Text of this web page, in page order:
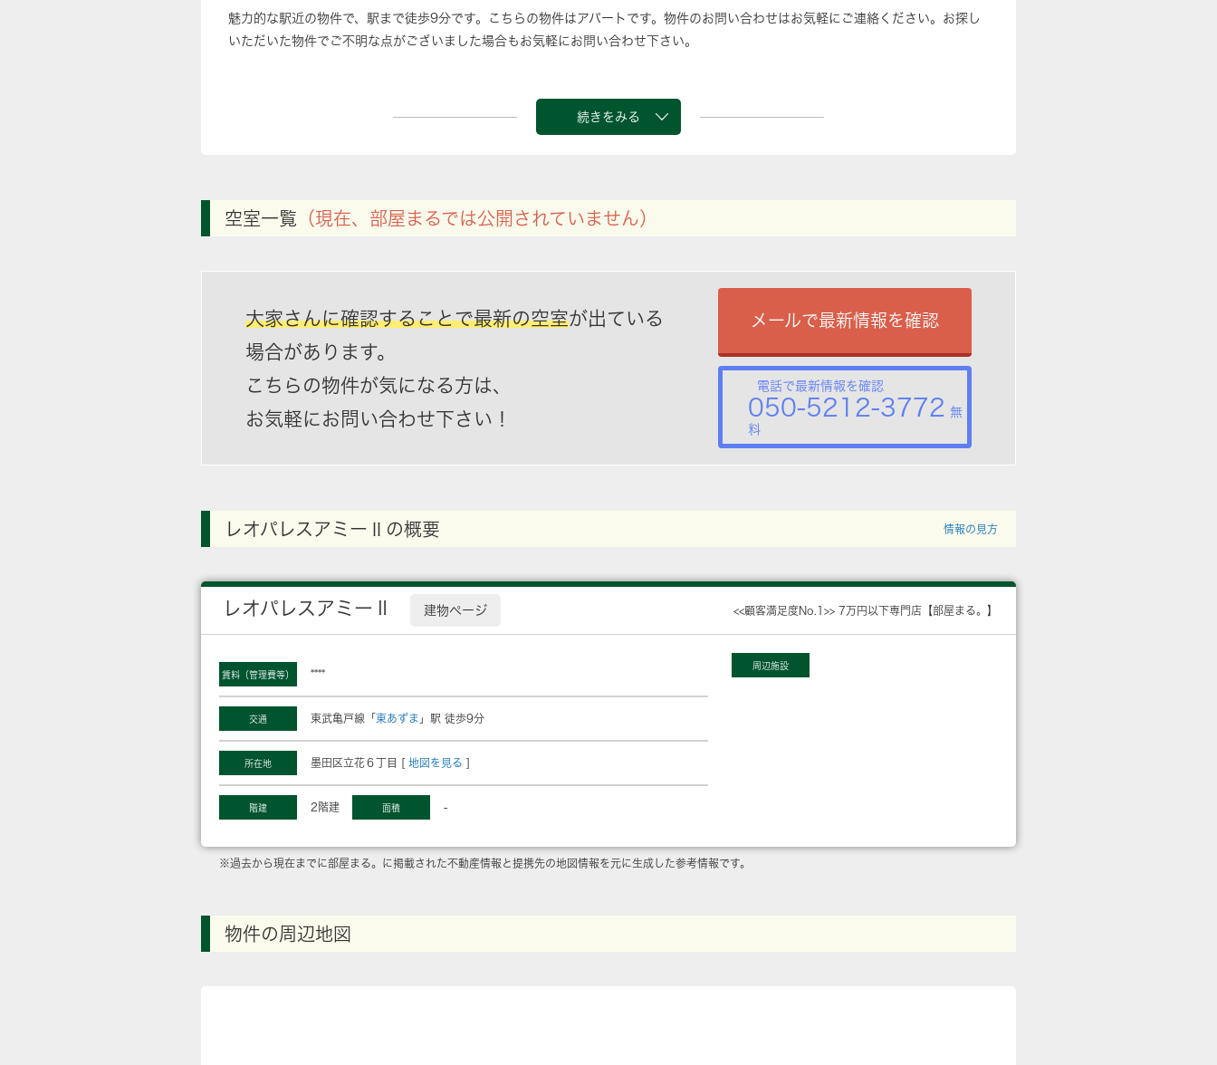
魅力的な駅近の物件で、駅まで徒歩9分です。こちらの物件はアパートです。物件のお問い合わせはお気軽にご連絡ください。お探し
いただいた物件でご不明な点がございました場合もお気軽にお問い合わせ下さい。
続きをみる
空室一覧 （現在、部屋まるでは公開されていません）
大家さんに確認することで最新の空室が出ている
場合があります。
こちらの物件が気になる方は、
お気軽にお問い合わせ下さい！
メールで最新情報を確認
電話で最新情報を確認
050-5212-3772 無
料
レオパレスアミーⅡの概要 情報の見方
レオパレスアミーⅡ 建物ページ <<顧客満足度No.1>> 7万円以下専門店【部屋まる。】
賃料（管理費等） ****
交通 東武亀戸線「 東あずま 」駅 徒歩9分
所在地 墨田区立花６丁目 [ 地図を見る ]
階建 2階建 面積 -
周辺施設
※過去から現在までに部屋まる。に掲載された不動産情報と提携先の地図情報を元に生成した参考情報です。
物件の周辺地図